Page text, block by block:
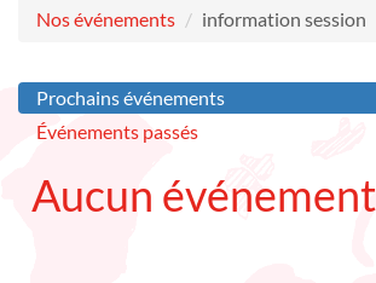
Nos événements information session
Prochains événements
Événements passés
Aucun